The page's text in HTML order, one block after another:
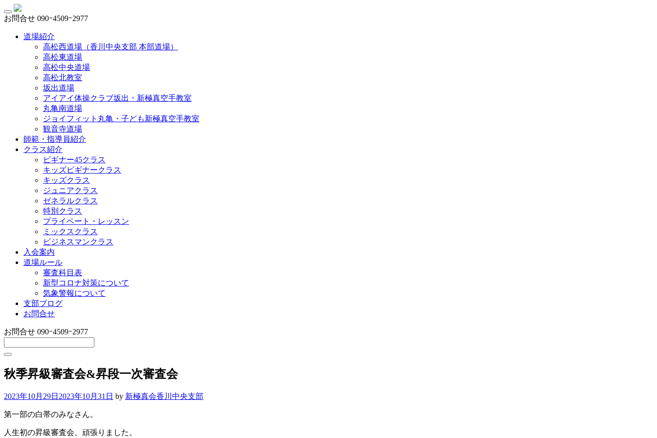
お問合せ 090ｰ4509ｰ2977
道場紹介
高松西道場（香川中央支部 本部道場）
高松東道場
高松中央道場
高松北教室
坂出道場
アイアイ体操クラブ坂出・新極真空手教室
丸亀南道場
ジョイフィット丸亀・子ども新極真空手教室
観音寺道場
師範・指導員紹介
クラス紹介
ビギナー45クラス
キッズビギナークラス
キッズクラス
ジュニアクラス
ゼネラルクラス
特別クラス
プライベート・レッスン
ミックスクラス
ビジネスマンクラス
入会案内
道場ルール
審査科目表
新型コロナ対策について
気象警報について
支部ブログ
お問合せ
お問合せ 090ｰ4509ｰ2977
秋季昇級審査会&昇段一次審査会
2023年10月29日 2023年10月31日 by 新極真会香川中央支部
第一部の白帯のみなさん。
人生初の昇級審査会、頑張りました。